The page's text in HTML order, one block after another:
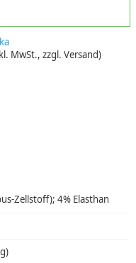
MwSt., zzgl. Versand)
Zellstoff); 4% Elasthan